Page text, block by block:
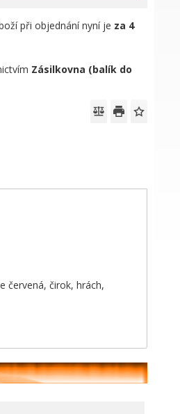
při objednání nyní je za 4
Zásilkovna (balík do
červená, čirok, hrách,